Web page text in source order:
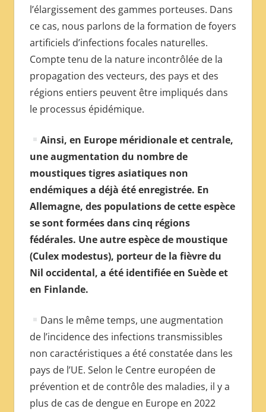
l’élargissement des gammes porteuses. Dans
ce cas, nous parlons de la formation de foyers
artificiels d’infections focales naturelles.
Compte tenu de la nature incontrôlée de la
propagation des vecteurs, des pays et des
régions entiers peuvent être impliqués dans
le processus épidémique.
Ainsi, en Europe méridionale et centrale,
une augmentation du nombre de
moustiques tigres asiatiques non
endémiques a déjà été enregistrée. En
Allemagne, des populations de cette espèce
se sont formées dans cinq régions
fédérales. Une autre espèce de moustique
(Culex modestus), porteur de la fièvre du
Nil occidental, a été identifiée en Suède et
en Finlande.
Dans le même temps, une augmentation
de l’incidence des infections transmissibles
non caractéristiques a été constatée dans les
pays de l’UE. Selon le Centre européen de
prévention et de contrôle des maladies, il y a
plus de cas de dengue en Europe en 2022